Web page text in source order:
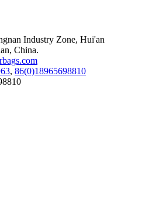
Industry Zone, Hui'an
China.
, 86(0)18965698810